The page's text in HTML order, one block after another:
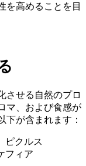
を高めることを目
させる自然のプロ
マ、および食感が
下が含まれます：
ピクルス
フィア